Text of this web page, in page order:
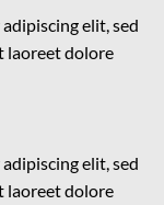
elit, sed
laoreet dolore
elit, sed
laoreet dolore